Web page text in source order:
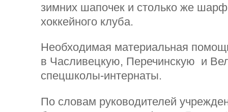
зимних шапочек и столько же
хоккейного клуба.
Необходимая материальная
в Часливецкую, Перечинскую и
спецшколы-интернаты.
По словам руководителей